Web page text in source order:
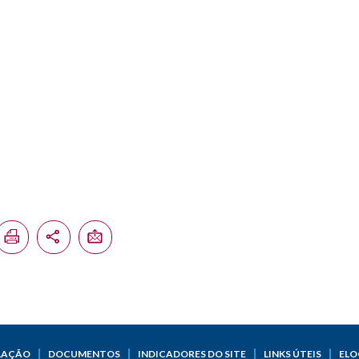
DOCUMENTOS INDICADORES DO SITE LINKS ÚTEIS